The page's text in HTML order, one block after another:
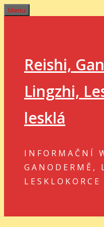
Přeskočit
Menu
Reishi,
Lingzhi,
lesklá
INFORMAČNÍ
GANODERMĚ,
LESKLOKORCE